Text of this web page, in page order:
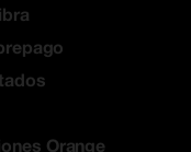
Orange